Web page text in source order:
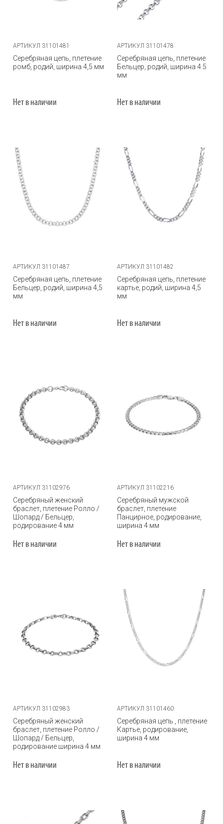
АРТИКУЛ 31101481
Серебряная цепь, плетение
ромб, родий, ширина 4,5 мм
Нет в наличии
АРТИКУЛ 31101478
Серебряная цепь, плетение
Бельцер, родий, ширина 4.5
мм
Нет в наличии
АРТИКУЛ 31101487
Серебряная цепь, плетение
Бельцер, родий, ширина 4,5
мм
Нет в наличии
АРТИКУЛ 31101482
Серебряная цепь, плетение
картье, родий, ширина 4,5
мм
Нет в наличии
АРТИКУЛ 31102976
Серебряный женский
браслет, плетение Ролло /
Шопард / Бельцер,
родирование 4 мм
Нет в наличии
АРТИКУЛ 31102216
Серебряный мужской
браслет, плетение
Панцирное, родирование,
ширина 4 мм
Нет в наличии
АРТИКУЛ 31102983
Серебряный женский
браслет, плетение Ролло /
Шопард / Бельцер,
родирование ширина 4 мм
Нет в наличии
АРТИКУЛ 31101460
Серебряная цепь , плетение
Картье, родирование,
ширина 4 мм
Нет в наличии